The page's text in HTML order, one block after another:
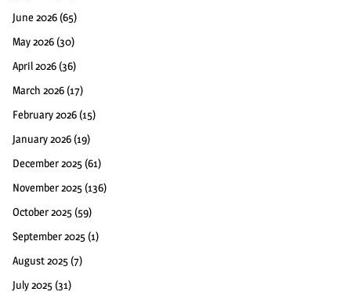
June 2026 (65)
May 2026 (30)
April 2026 (36)
March 2026 (17)
February 2026 (15)
January 2026 (19)
December 2025 (61)
November 2025 (136)
October 2025 (59)
September 2025 (1)
August 2025 (7)
July 2025 (31)